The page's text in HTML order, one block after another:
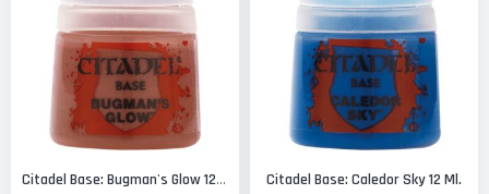
Citadel Base: Bugman's Glow 12 Ml. Citadel Base: Caledor Sky 12 Ml.